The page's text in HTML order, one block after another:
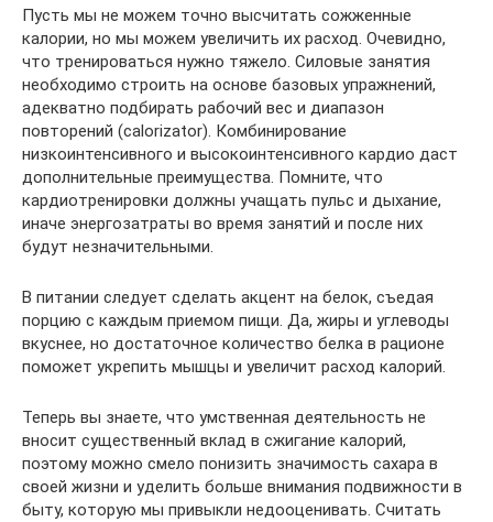
Пусть мы не можем точно высчитать сожженные
калории, но мы можем увеличить их расход. Очевидно,
что тренироваться нужно тяжело. Силовые занятия
необходимо строить на основе базовых упражнений,
адекватно подбирать рабочий вес и диапазон
повторений (calorizator). Комбинирование
низкоинтенсивного и высокоинтенсивного кардио даст
дополнительные преимущества. Помните, что
кардиотренировки должны учащать пульс и дыхание,
иначе энергозатраты во время занятий и после них
будут незначительными.
В питании следует сделать акцент на белок, съедая
порцию с каждым приемом пищи. Да, жиры и углеводы
вкуснее, но достаточное количество белка в рационе
поможет укрепить мышцы и увеличит расход калорий.
Теперь вы знаете, что умственная деятельность не
вносит существенный вклад в сжигание калорий,
поэтому можно смело понизить значимость сахара в
своей жизни и уделить больше внимания подвижности в
быту, которую мы привыкли недооценивать. Считать